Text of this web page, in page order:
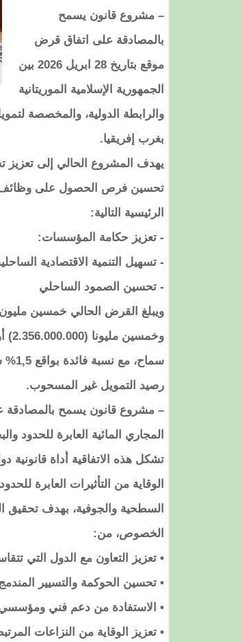
– مشروع قانون يسمح
بالمصادقة على اتفاق قرض
موقع بتاريخ 28 ابريل 2026 بين
الجمهورية الإسلامية الموريتانية
والرابطة الدولية، والمخصصة
بغرب إفريقيا.
يهدف المشروع الحالي إلى تعزيز
تحسين فرص الحصول على وظائف في
الرئيسية التالية:
‐ تعزيز حكامة المؤسسات:
‐ تسهيل التنمية الاقتصادية
‐ تحسين الصمود الساحلي
رصيد التمويل غير المسحوب.
– مشروع قانون يسمح بالمصادقة
المجاري المائية العابرة للحدود والبحيرات
تشكل هذه الاتفاقية أداة قانونية
الوقاية من التأثيرات العابرة
السطحية والجوفية، بهدف تحقيق
الخصوص، من:
• تعزيز التعاون مع الدول التي
• تحسين الحوكمة والتسيير المندمج
• الاستفادة من دعم فني ومؤسسي
• تعزيز الوقاية من النزاعات